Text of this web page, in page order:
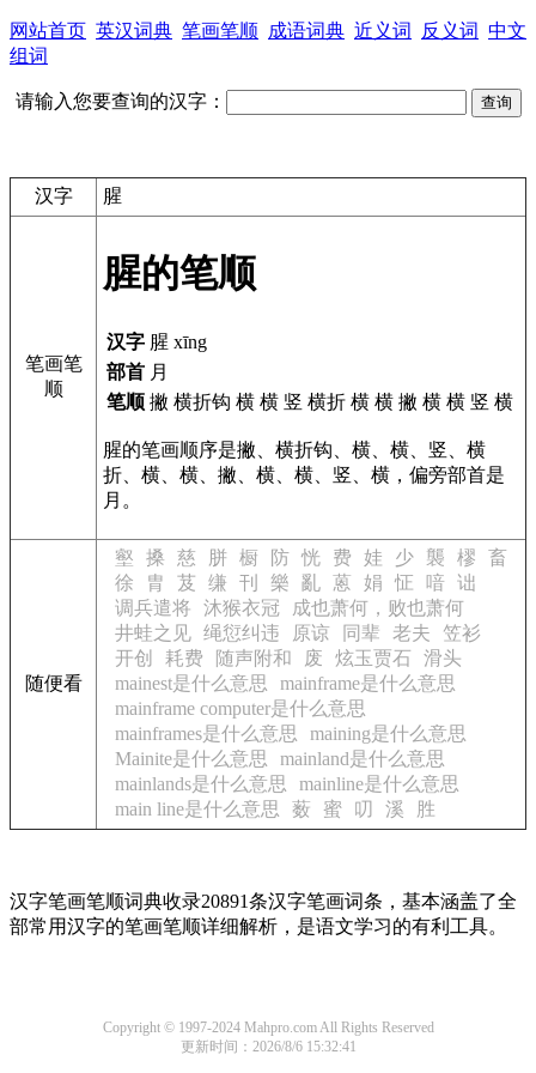
网站首页 英汉词典 笔画笔顺 成语词典 近义词 反义词 中文
组词
请输入您要查询的汉字：
汉字 腥
笔画笔
顺
腥的笔顺
汉字 腥 xīng
部首 月
笔顺 撇 横折钩 横 横 竖 横折 横 横 撇 横 横 竖 横
腥的笔画顺序是撇、横折钩、横、横、竖、横
折、横、横、撇、横、横、竖、横，偏旁部首是
月。
随便看
壑 搡 慈 胼 橱 防 恍 费 娃 少 襲 樛
畜
徐
胄 芨 缣 刊 樂 亂 蒽 娟 怔 喑 诎
调兵遣将
沐猴衣冠
成也萧何，败也萧何
井蛙之见 绳愆纠违 原谅 同辈 老夫
笠衫
开创
耗费 随声附和 废 炫玉贾石 滑头
mainest是什么意思
mainframe是什么意思
mainframe computer是什么意思
mainframes是什么意思
maining是什么意思
Mainite是什么意思
mainland是什么意思
mainlands是什么意思
mainline是什么意思
main line是什么意思
薮 蜜 叨 溪 胜
汉字笔画笔顺词典收录20891条汉字笔画词条，基本涵盖了全
部常用汉字的笔画笔顺详细解析，是语文学习的有利工具。
Copyright © 1997-2024 Mahpro.com All Rights Reserved
更新时间：2026/8/6 15:32:41